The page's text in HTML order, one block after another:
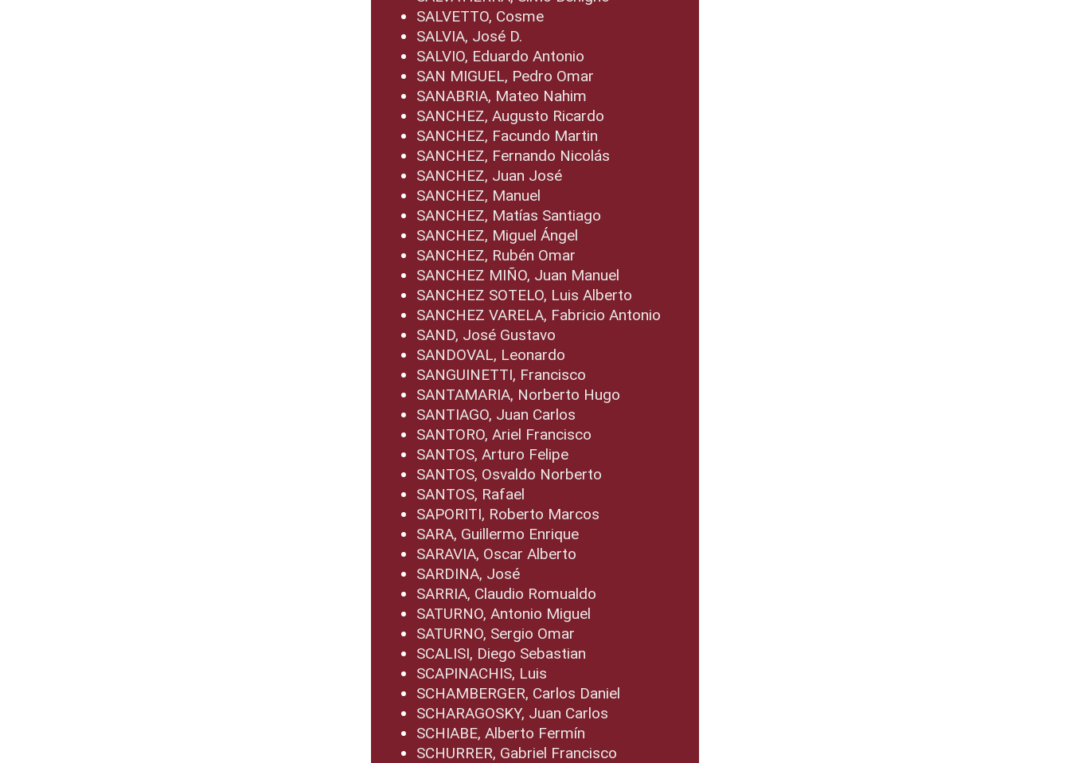
SALVETTO, Cosme
SALVIA, José D.
SALVIO, Eduardo Antonio
SAN MIGUEL, Pedro Omar
SANABRIA, Mateo Nahim
SANCHEZ, Augusto Ricardo
SANCHEZ, Facundo Martin
SANCHEZ, Fernando Nicolás
SANCHEZ, Juan José
SANCHEZ, Manuel
SANCHEZ, Matías Santiago
SANCHEZ, Miguel Ángel
SANCHEZ, Rubén Omar
SANCHEZ MIÑO, Juan Manuel
SANCHEZ SOTELO, Luis Alberto
SANCHEZ VARELA, Fabricio Antonio
SAND, José Gustavo
SANDOVAL, Leonardo
SANGUINETTI, Francisco
SANTAMARIA, Norberto Hugo
SANTIAGO, Juan Carlos
SANTORO, Ariel Francisco
SANTOS, Arturo Felipe
SANTOS, Osvaldo Norberto
SANTOS, Rafael
SAPORITI, Roberto Marcos
SARA, Guillermo Enrique
SARAVIA, Oscar Alberto
SARDINA, José
SARRIA, Claudio Romualdo
SATURNO, Antonio Miguel
SATURNO, Sergio Omar
SCALISI, Diego Sebastian
SCAPINACHIS, Luis
SCHAMBERGER, Carlos Daniel
SCHARAGOSKY, Juan Carlos
SCHIABE, Alberto Fermín
SCHURRER, Gabriel Francisco